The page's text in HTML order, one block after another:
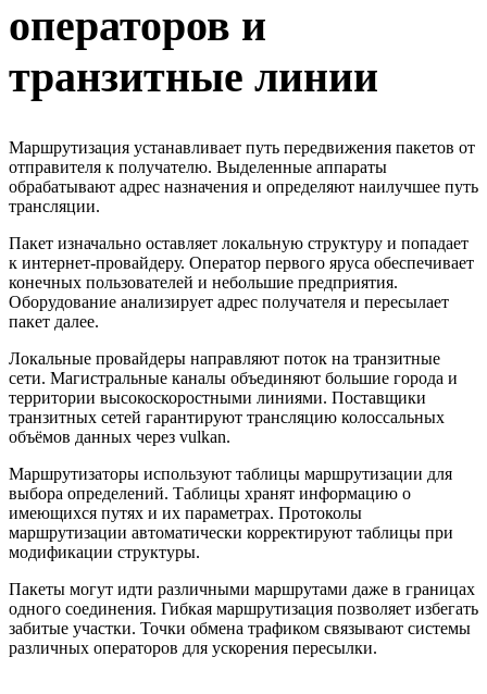
операторов и
транзитные линии
Маршрутизация устанавливает путь передвижения пакетов от
отправителя к получателю. Выделенные аппараты
обрабатывают адрес назначения и определяют наилучшее путь
трансляции.
Пакет изначально оставляет локальную структуру и попадает
к интернет-провайдеру. Оператор первого яруса обеспечивает
конечных пользователей и небольшие предприятия.
Оборудование анализирует адрес получателя и пересылает
пакет далее.
Локальные провайдеры направляют поток на транзитные
сети. Магистральные каналы объединяют большие города и
территории высокоскоростными линиями. Поставщики
транзитных сетей гарантируют трансляцию колоссальных
объёмов данных через vulkan.
Маршрутизаторы используют таблицы маршрутизации для
выбора определений. Таблицы хранят информацию о
имеющихся путях и их параметрах. Протоколы
маршрутизации автоматически корректируют таблицы при
модификации структуры.
Пакеты могут идти различными маршрутами даже в границах
одного соединения. Гибкая маршрутизация позволяет избегать
забитые участки. Точки обмена трафиком связывают системы
различных операторов для ускорения пересылки.